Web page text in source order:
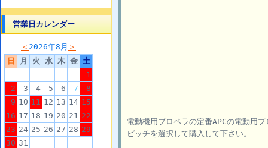
営業日カレンダー
＜ 2026年8月 ＞
日
月 火 水 木 金 土
1
2
3 4 5 6 7
8
9 10 11 12 13 14 15
16 17 18 19 20 21 22
23 24 25 26 27 28 29
30 31
電動機用プロペラの定番APCの電動用
ピッチを選択して購入して下さい。